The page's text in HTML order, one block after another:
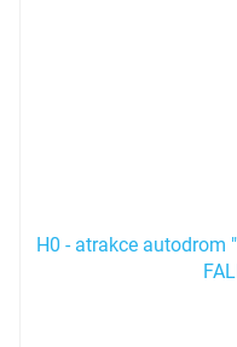
H0 - atrakce autodrom